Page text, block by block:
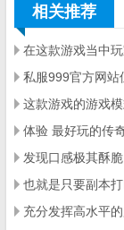
相关推荐
在这款游戏当中
私服999官方网站
这款游戏的游戏
体验 最好玩的传
发现口感极其酥脆
也就是只要副本
充分发挥高水平